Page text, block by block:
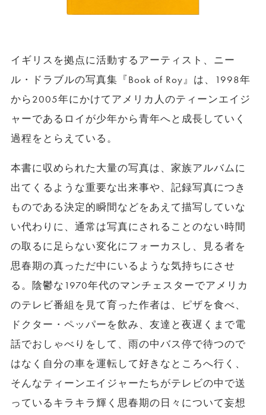
イギリスを拠点に活動するアーティスト、ニー
ル・ドラブルの写真集『Book of Roy』は、1998年
から2005年にかけてアメリカ人のティーンエイジ
ャーであるロイが少年から青年へと成長していく
過程をとらえている。
本書に収められた大量の写真は、家族アルバムに
出てくるような重要な出来事や、記録写真につき
ものである決定的瞬間などをあえて描写していな
い代わりに、通常は写真にされることのない時間
の取るに足らない変化にフォーカスし、見る者を
思春期の真っただ中にいるような気持ちにさせ
る。陰鬱な1970年代のマンチェスターでアメリカ
のテレビ番組を見て育った作者は、ピザを食べ、
ドクター・ペッパーを飲み、友達と夜遅くまで電
話でおしゃべりをして、雨の中バス停で待つので
はなく自分の車を運転して好きなところへ行く、
そんなティーンエイジャーたちがテレビの中で送
っているキラキラ輝く思春期の日々について妄想